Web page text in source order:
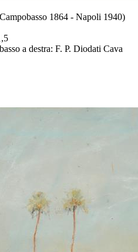
1864 - Napoli 1940)
a destra: F. P. Diodati Cava